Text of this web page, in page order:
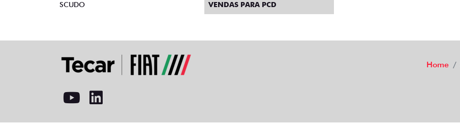
SCUDO VENDAS PARA PCD
Home